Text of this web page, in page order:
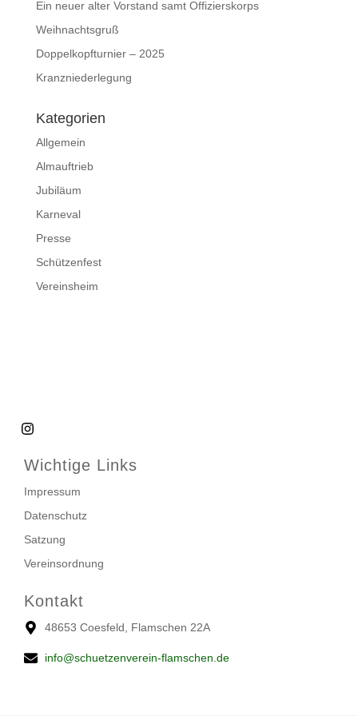
Ein neuer alter Vorstand samt Offizierskorps
Weihnachtsgruß
Doppelkopfturnier – 2025
Kranzniederlegung
Kategorien
Allgemein
Almauftrieb
Jubiläum
Karneval
Presse
Schützenfest
Vereinsheim
Wichtige Links
Impressum
Datenschutz
Satzung
Vereinsordnung
Kontakt
48653 Coesfeld, Flamschen 22A
info@schuetzenverein-flamschen.de